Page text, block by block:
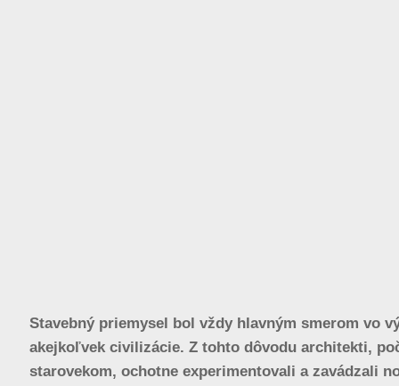
Stavebný priemysel bol vždy hlavným smerom vo
akejkoľvek civilizácie. Z tohto dôvodu architekti,
starovekom, ochotne experimentovali a zavádzali